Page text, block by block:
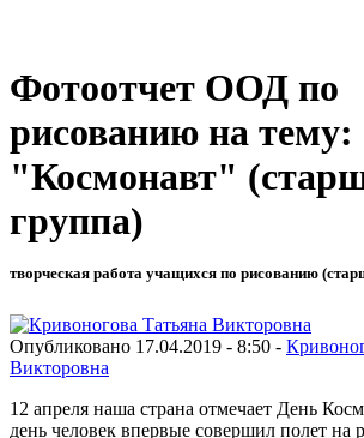
Фотоотчет ООД по
рисованию на тему:
"Космонавт"
группа)
творческая работа учащихся по рисованию
Опубликовано 17.04.2019 - 8:50 -
Викторовна
12 апреля наша страна отмечает День
день человек впервые совершил полет на